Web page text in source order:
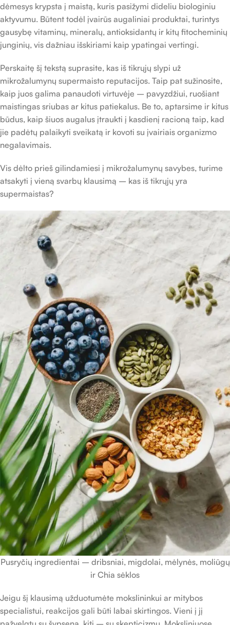
dėmesys krypsta į maistą, kuris pasižymi dideliu biologiniu
aktyvumu. Būtent todėl įvairūs augaliniai produktai, turintys
gausybę vitaminų, mineralų, antioksidantų ir kitų fitocheminių
junginių, vis dažniau išskiriami kaip ypatingai vertingi.
Perskaitę šį tekstą suprasite, kas iš tikrųjų slypi už
mikrožalumynų supermaisto reputacijos. Taip pat sužinosite,
kaip juos galima panaudoti virtuvėje – pavyzdžiui, ruošiant
maistingas sriubas ar kitus patiekalus. Be to, aptarsime ir kitus
būdus, kaip šiuos augalus įtraukti į kasdienį racioną taip, kad
jie padėtų palaikyti sveikatą ir kovoti su įvairiais organizmo
negalavimais.
Vis dėlto prieš gilindamiesi į mikrožalumynų savybes, turime
atsakyti į vieną svarbų klausimą – kas iš tikrųjų yra
supermaistas?
Pusryčių ingredientai – dribsniai, migdolai, mėlynės, moliūgų
ir Chia sėklos
Jeigu šį klausimą užduotumėte mokslininkui ar mitybos
specialistui, reakcijos gali būti labai skirtingos. Vieni į jį